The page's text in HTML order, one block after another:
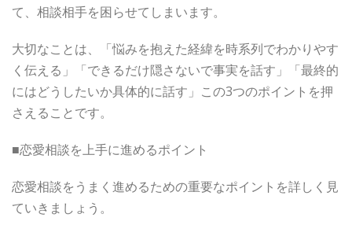
て、相談相手を困らせてしまいます。
大切なことは、「悩みを抱えた経緯を時系列でわかりやす
く伝える」「できるだけ隠さないで事実を話す」「最終的
にはどうしたいか具体的に話す」この3つのポイントを押
さえることです。
■恋愛相談を上手に進めるポイント
恋愛相談をうまく進めるための重要なポイントを詳しく見
ていきましょう。